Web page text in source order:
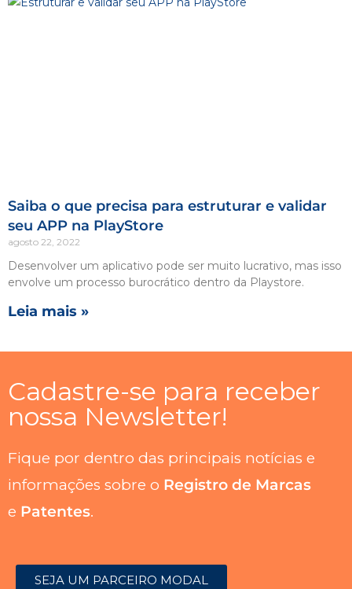
Saiba o que precisa para estruturar e validar
seu APP na PlayStore
agosto 22, 2022
Desenvolver um aplicativo pode ser muito lucrativo, mas isso
envolve um processo burocrático dentro da Playstore.
Leia mais »
Cadastre-se para receber
nossa Newsletter!
Fique por dentro das principais notícias e
informações sobre o Registro de Marcas
e Patentes.
SEJA UM PARCEIRO MODAL